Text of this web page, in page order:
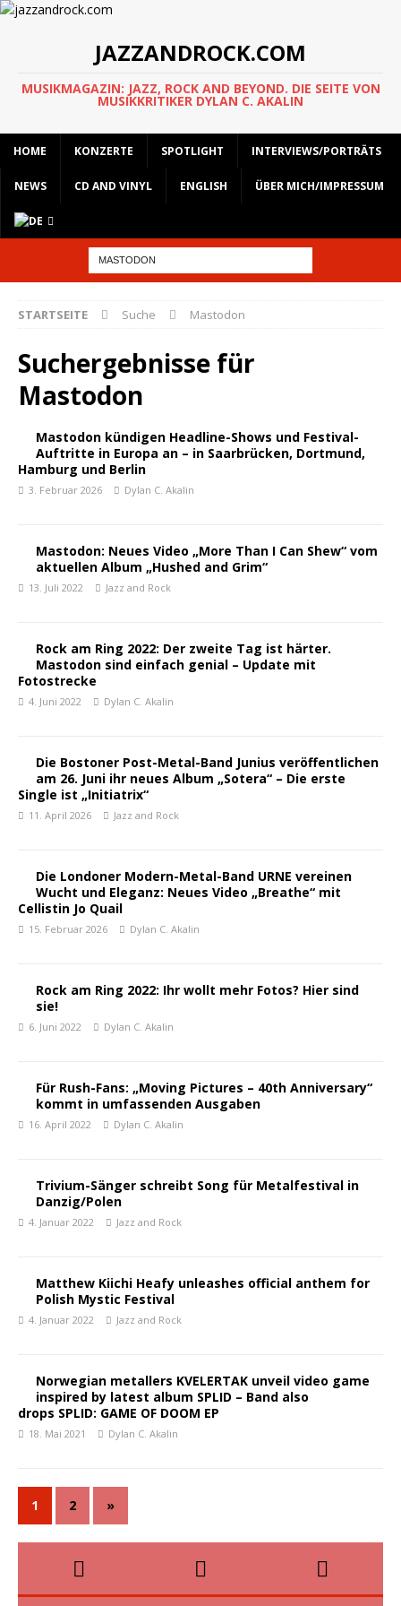
JAZZANDROCK.COM
MUSIKMAGAZIN: JAZZ, ROCK AND BEYOND. DIE SEITE VON
MUSIKKRITIKER DYLAN C. AKALIN
HOME KONZERTE SPOTLIGHT INTERVIEWS/PORTRÄTS
NEWS CD AND VINYL ENGLISH ÜBER MICH/IMPRESSUM
STARTSEITE Suche Mastodon
Suchergebnisse für
Mastodon
Mastodon kündigen Headline-Shows und Festival-
Auftritte in Europa an – in Saarbrücken, Dortmund,
Hamburg und Berlin
3. Februar 2026 Dylan C. Akalin
Mastodon: Neues Video „More Than I Can Shew“ vom
aktuellen Album „Hushed and Grim“
13. Juli 2022 Jazz and Rock
Rock am Ring 2022: Der zweite Tag ist härter.
Mastodon sind einfach genial – Update mit
Fotostrecke
4. Juni 2022 Dylan C. Akalin
Die Bostoner Post-Metal-Band Junius veröffentlichen
am 26. Juni ihr neues Album „Sotera“ – Die erste
Single ist „Initiatrix“
11. April 2026 Jazz and Rock
Die Londoner Modern-Metal-Band URNE vereinen
Wucht und Eleganz: Neues Video „Breathe“ mit
Cellistin Jo Quail
15. Februar 2026 Dylan C. Akalin
Rock am Ring 2022: Ihr wollt mehr Fotos? Hier sind
sie!
6. Juni 2022 Dylan C. Akalin
Für Rush-Fans: „Moving Pictures – 40th Anniversary“
kommt in umfassenden Ausgaben
16. April 2022 Dylan C. Akalin
Trivium-Sänger schreibt Song für Metalfestival in
Danzig/Polen
4. Januar 2022 Jazz and Rock
Matthew Kiichi Heafy unleashes official anthem for
Polish Mystic Festival
4. Januar 2022 Jazz and Rock
Norwegian metallers KVELERTAK unveil video game
inspired by latest album SPLID – Band also
drops SPLID: GAME OF DOOM EP
18. Mai 2021 Dylan C. Akalin
1 2 »